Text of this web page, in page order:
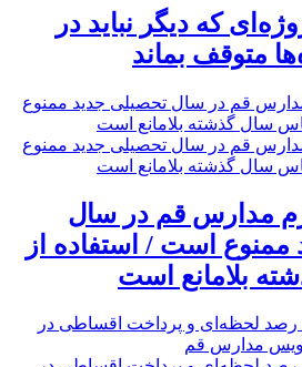
که دیگر نباید در
متوقف بماند
مدارس قم در سال
است / استفاده از
بلامانع است